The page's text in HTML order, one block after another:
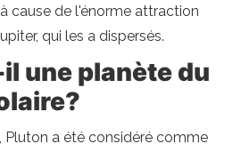
cause de l'énorme attraction
qui les a dispersés.
une planète du
Pluton a été considéré comme